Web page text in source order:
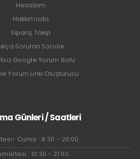
Hesabım
Hakkımızda
Sipariş Takip
Sorulan Sorular
Google Yorum Botu
Yorum Linki Oluşturucu
Günleri / Saatleri
Cuma : 8:30 - 20:00
: 10:30 - 21:00